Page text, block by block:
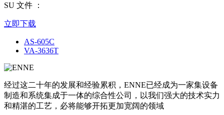
SU 文件 ：
立即下载
AS-605C
VA-3636T
经过这二十年的发展和经验累积，ENNE已经成为一家集设备
制造和系统集成于一体的综合性公司，以我们强大的技术实力
和精湛的工艺，必将能够开拓更加宽阔的领域